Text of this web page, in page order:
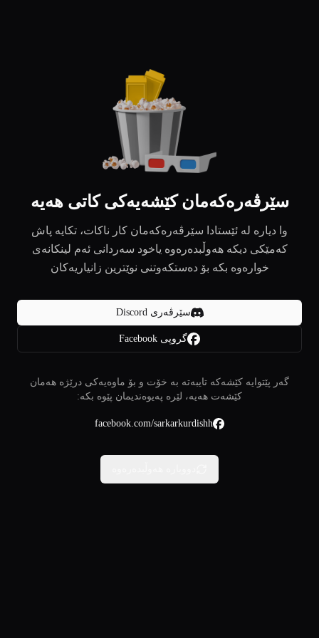
سێرڤەرەکەمان کێشەیەکی کاتی هەیە
وا دیارە لە ئێستادا سێرڤەرەکەمان کار ناکات، تکایە پاش
کەمێکی دیکە هەوڵبدەرەوە یاخود سەردانی ئەم لینکانەی
خوارەوە بکە بۆ دەستکەوتنی نوێترین زانیاریەکان
سێرڤەری Discord
گروپی Facebook
گەر پێتوایە کێشەکە تایبەتە بە خۆت و بۆ ماوەیەکی درێژە هەمان
کێشەت هەیە، لێرە پەیوەندیمان پێوە بکە:
facebook.com/sarkarkurdishh